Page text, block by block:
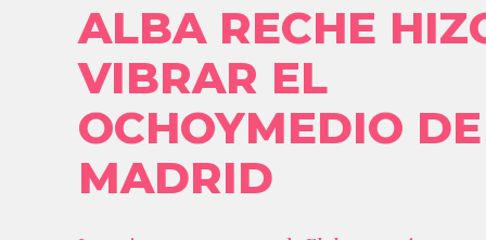
ALBA RECHE
VIBRAR EL
OCHOYMEDIO DE
MADRID